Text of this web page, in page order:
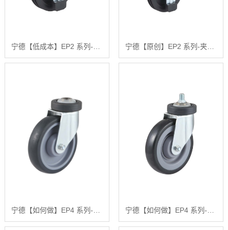
宁德【低成本】EP2 系列-方头丝杆三刀电梯轮【哪家好?】 宁德【原创】EP2 系列-夹板式活动固定三刀电梯轮【怎么用?】